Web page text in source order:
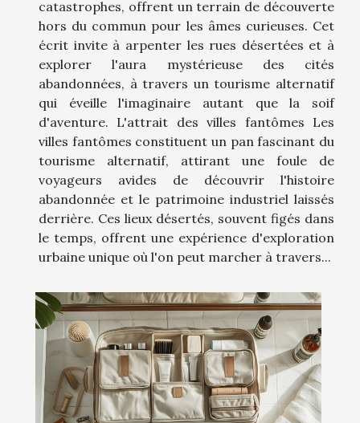
catastrophes, offrent un terrain de découverte
hors du commun pour les âmes curieuses. Cet
écrit invite à arpenter les rues désertées et à
explorer l'aura mystérieuse des cités
abandonnées, à travers un tourisme alternatif
qui éveille l'imaginaire autant que la soif
d'aventure. L'attrait des villes fantômes Les
villes fantômes constituent un pan fascinant du
tourisme alternatif, attirant une foule de
voyageurs avides de découvrir l'histoire
abandonnée et le patrimoine industriel laissés
derrière. Ces lieux désertés, souvent figés dans
le temps, offrent une expérience d'exploration
urbaine unique où l'on peut marcher à travers...